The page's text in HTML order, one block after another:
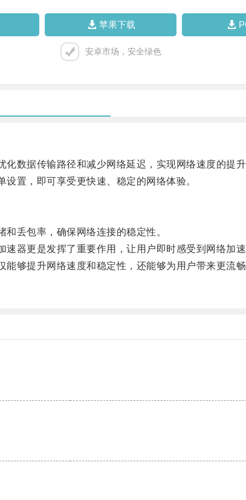
苹果下载
安卓市场，安全绿色
据传输路径和减少网络延迟，实现网络速度的提升
置，即可享受更快速、稳定的网络体验。
丢包率，确保网络连接的稳定性。
更是发挥了重要作用，让用户即时感受到网络加速
提升网络速度和稳定性，还能够为用户带来更流畅